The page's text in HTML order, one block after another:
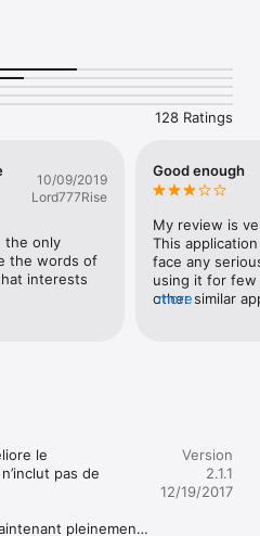
les temps, et tous les
: les citations les plus belles et
triées par thèmes.
la date du jour à travers
recherche thématique.
: cette application est
wi-fi.
suggestion, nous signaler un
e-mail :
128 Ratings
10/09/2019
Lord777Rise
the only
the words of
interests
Good enough
My review is
This
face any
using it for few
other similar
more
le
pas de
pleinement
Version
2.1.1
12/19/2017